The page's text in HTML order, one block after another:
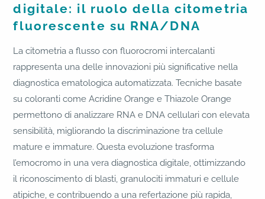
digitale: il ruolo della citometria
fluorescente su RNA/DNA
La citometria a flusso con fluorocromi intercalanti
rappresenta una delle innovazioni più significative nella
diagnostica ematologica automatizzata. Tecniche basate
su coloranti come Acridine Orange e Thiazole Orange
permettono di analizzare RNA e DNA cellulari con elevata
sensibilità, migliorando la discriminazione tra cellule
mature e immature. Questa evoluzione trasforma
l’emocromo in una vera diagnostica digitale, ottimizzando
il riconoscimento di blasti, granulociti immaturi e cellule
atipiche, e contribuendo a una refertazione più rapida,